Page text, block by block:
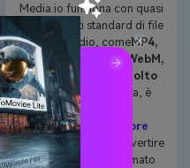
Media.io funziona con quasi
tutti i formati standard di file
video e audio, comeMP4,
MKV, AVI, FLV, MTS, WebM,
MP3, AAC, OGG, e molto
altro. Meglio ancora, è
anche un
potenteConvertitore
videoConsente di convertire
i film in qualsiasi formato